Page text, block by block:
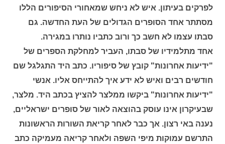
לפרקים בעיתון. איש לא ניחש שמאחורי הסיפורים הללו
מסתתר אחד הסופרים הגדולים של העת החדשה. גם
סבתו עצמו לא חשב כך ורוב כתביו נותרו במגירה.
אחד מתלמידיו של סבתו, העביר למחלקת הספרים של
"ידיעות אחרונות" קובץ של סיפוריו. כתב היד התגלגל שם
חודשים רבים ואיש לא ידע איך להתייחס אליו. אנשי
"ידיעות אחרונות" ביקשו ממלצר להציץ בכתב היד. מלצר,
שבעיקרון אינו עוסק בהוצאה לאור של סופרים ישראליים,
נענה באי רצון. אך כבר לאחר קריאת השורות הראשונות
התרשם עמוקות מיפי השפה ולאחר קריאה מעמיקה כתב